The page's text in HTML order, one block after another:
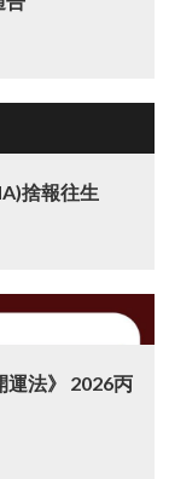
捨報往生
運法》 2026丙